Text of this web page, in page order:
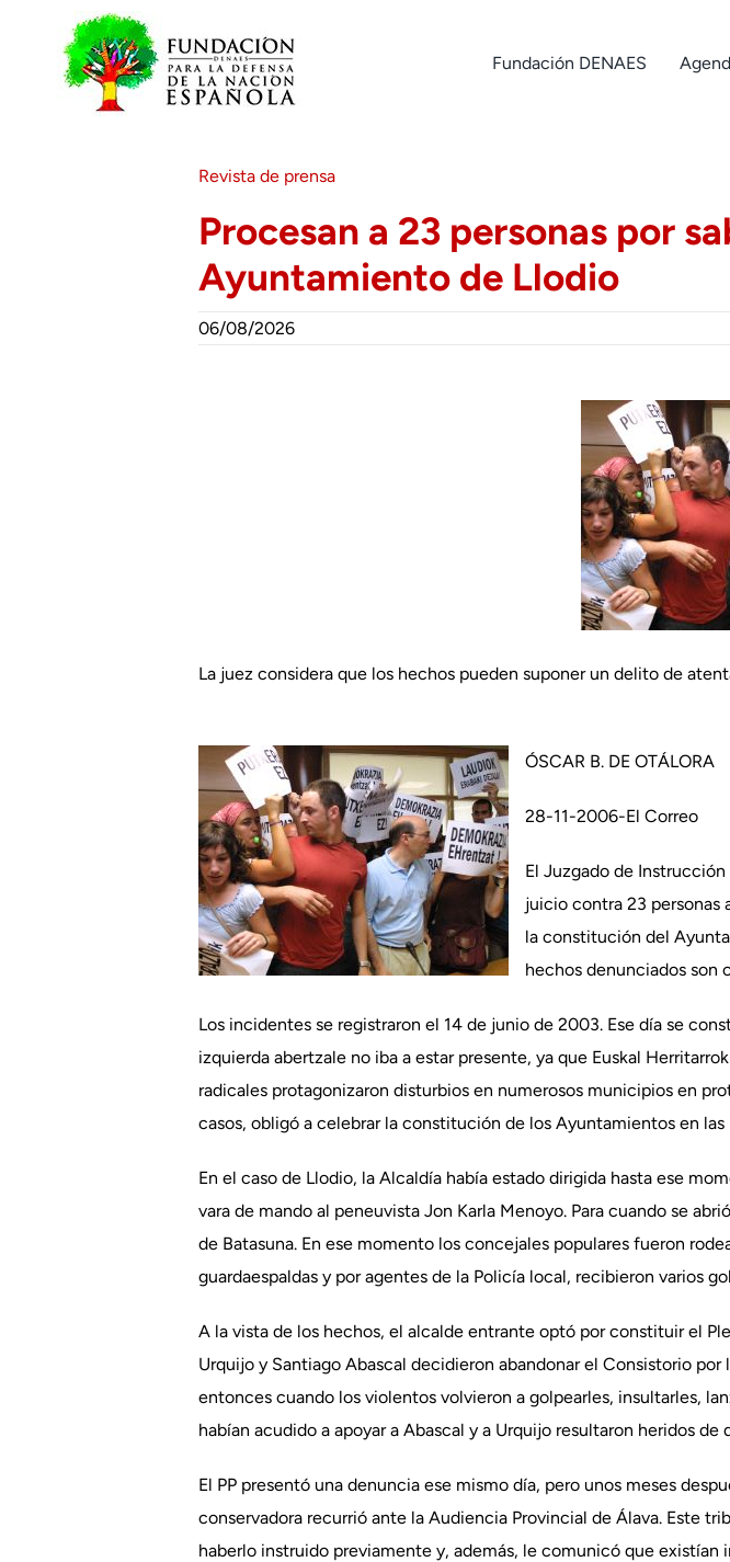
contenido
Fundación DENAES
Revista de prensa
Procesan a 23 personas por
Ayuntamiento de Llodio
06/08/2026
La juez considera que los hechos pueden suponer un delito de
ÓSCAR B. DE OTÁLORA
28-11-2006-El Correo
El Juzgado de
juicio contra 23 personas
la constitución del
hechos denunciados son
Los incidentes se registraron el 14 de junio de 2003. Ese día se
izquierda abertzale no iba a estar presente, ya que Euskal
radicales protagonizaron disturbios en numerosos municipios en
casos, obligó a celebrar la constitución de los Ayuntamientos en las
En el caso de Llodio, la Alcaldía había estado dirigida hasta ese
vara de mando al peneuvista Jon Karla Menoyo. Para cuando se
de Batasuna. En ese momento los concejales populares fueron
guardaespaldas y por agentes de la Policía local, recibieron varios
A la vista de los hechos, el alcalde entrante optó por constituir el
Urquijo y Santiago Abascal decidieron abandonar el Consistorio
entonces cuando los violentos volvieron a golpearles, insultarles,
habían acudido a apoyar a Abascal y a Urquijo resultaron heridos de
El PP presentó una denuncia ese mismo día, pero unos meses
conservadora recurrió ante la Audiencia Provincial de Álava. Este
haberlo instruido previamente y, además, le comunicó que